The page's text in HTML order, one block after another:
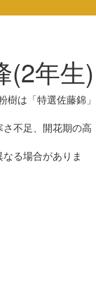
(2年生)
は「特選佐藤錦」
不足、開花期の高
る場合がありま